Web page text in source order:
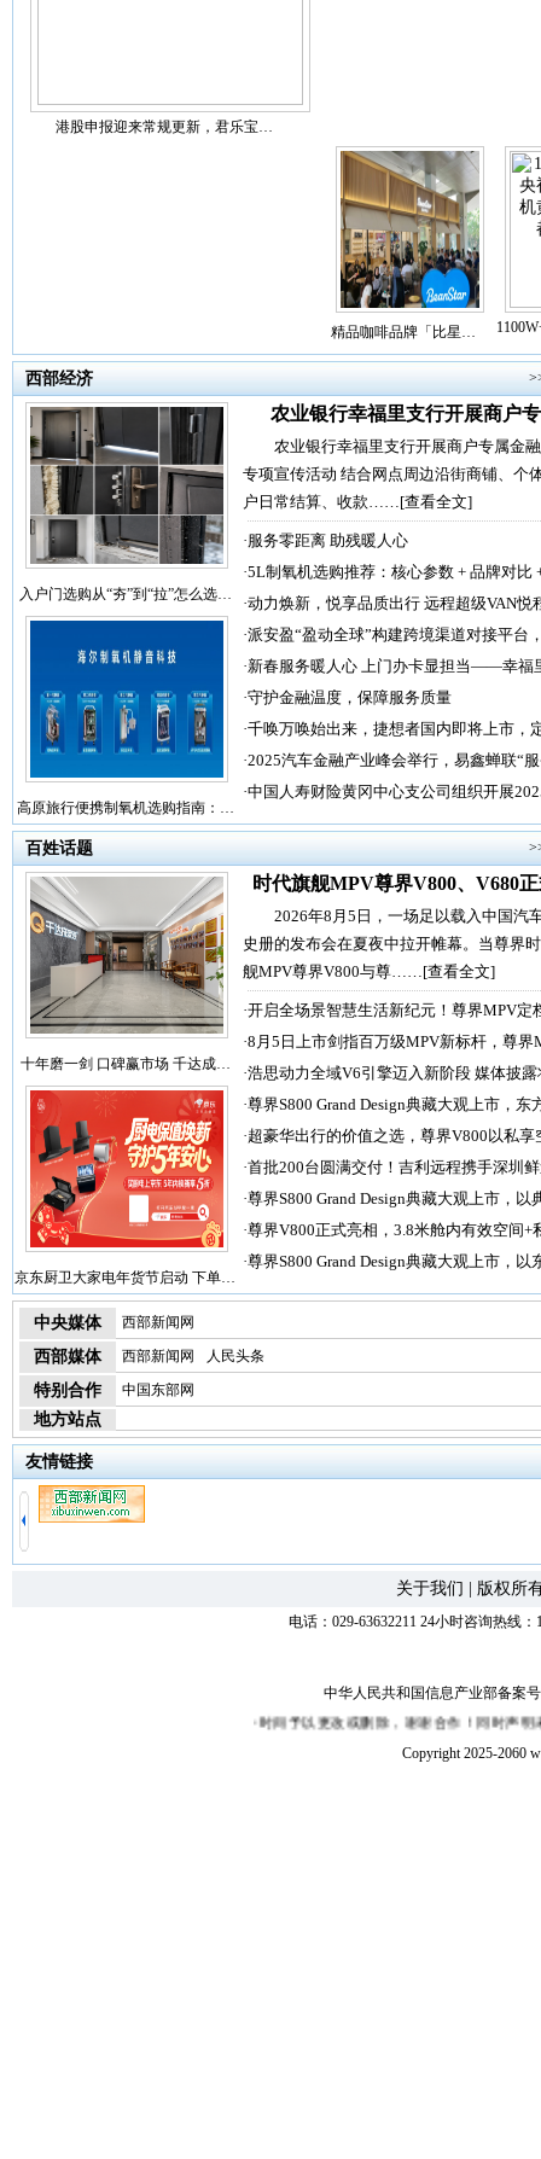
港股申报迎来常规更新，君乐宝…
精品咖啡品牌「比星…
西部经济
入户门选购从“夯”到“拉”怎么选…
高原旅行便携制氧机选购指南：…
农业银行幸福里支行开展商户
农业银行幸福里支行开展商户专属金
专项宣传活动 结合网点周边沿街商铺、个
户日常结算、收款……[查看全文]
·服务零距离 助残暖人心
·5L制氧机选购推荐：核心参数 + 品牌对比
·动力焕新，悦享品质出行 远程超级VAN
·派安盈“盈动全球”构建跨境渠道对接平台
·新春服务暖人心 上门办卡显担当——幸
·守护金融温度，保障服务质量
·千唤万唤始出来，捷想者国内即将上市，
·2025汽车金融产业峰会举行，易鑫蝉联“
·中国人寿财险黄冈中心支公司组织开展
百姓话题
十年磨一剑 口碑赢市场 千达成…
京东厨卫大家电年货节启动 下单…
时代旗舰MPV尊界V800、V680
2026年8月5日，一场足以载入中国汽
史册的发布会在夏夜中拉开帷幕。当尊界
舰MPV尊界V800与尊……[查看全文]
·开启全场景智慧生活新纪元！尊界MPV
·8月5日上市剑指百万级MPV新标杆，尊
·浩思动力全域V6引擎迈入新阶段 媒体披
·尊界S800 Grand Design典藏大观上市，
·超豪华出行的价值之选，尊界V800以私
·首批200台圆满交付！吉利远程携手深圳
·尊界S800 Grand Design典藏大观上市，
·尊界V800正式亮相，3.8米舱内有效空间
·尊界S800 Grand Design典藏大观上市，
中央媒体 西部新闻网
西部媒体 西部新闻网 人民头条
特别合作 中国东部网
地方站点
友情链接
关于我们 版权所
电话：029-63632211 24小时咨询热线
中华人民共和国信息产业部备案
告知，我们将在第一时间予以更改或删除，谢谢合作！同时声明未经授权禁
Copyright 2025-2060